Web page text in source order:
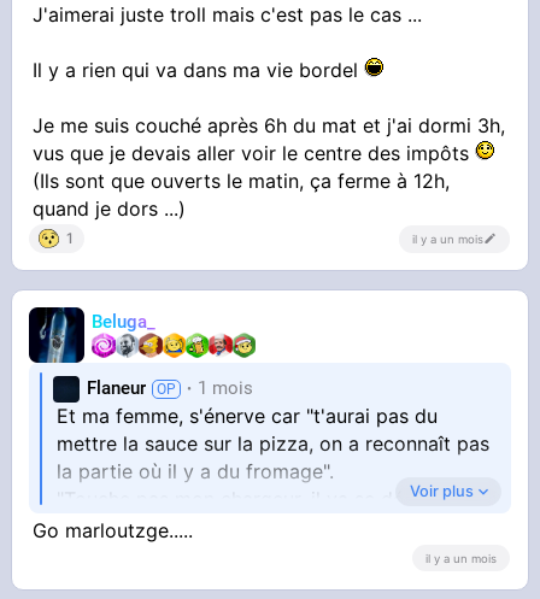
J'aimerai juste troll mais c'est pas le cas ...
Il y a rien qui va dans ma vie bordel
Je me suis couché après 6h du mat et j'ai dormi 3h,
vus que je devais aller voir le centre des impôts
(Ils sont que ouverts le matin, ça ferme à 12h,
quand je dors ...)
1 il y a un mois
Beluga_
Flaneur 1 mois
Et ma femme, s'énerve car "t'aurai pas du
mettre la sauce sur la pizza, on a reconnaît pas
la partie où il y a du fromage".
"Touche pas mon chargeur, il va se déconnecter
"
Voir plus
Go marloutzge.....
il y a un mois